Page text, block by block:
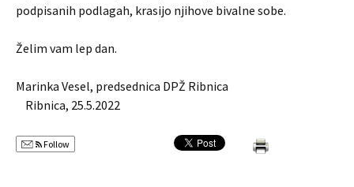
podpisanih podlagah, krasijo njihove bivalne sobe.
Želim vam lep dan.
Marinka Vesel, predsednica DPŽ Ribnica
Ribnica, 25.5.2022
Follow